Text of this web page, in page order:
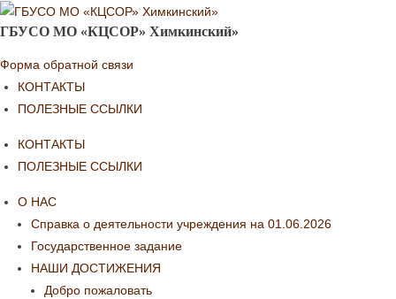
ГБУСО МО «КЦСОР» Химкинский»
Форма обратной связи
КОНТАКТЫ
ПОЛЕЗНЫЕ ССЫЛКИ
КОНТАКТЫ
ПОЛЕЗНЫЕ ССЫЛКИ
О НАС
Справка о деятельности учреждения на 01.06.2026
Государственное задание
НАШИ ДОСТИЖЕНИЯ
Добро пожаловать